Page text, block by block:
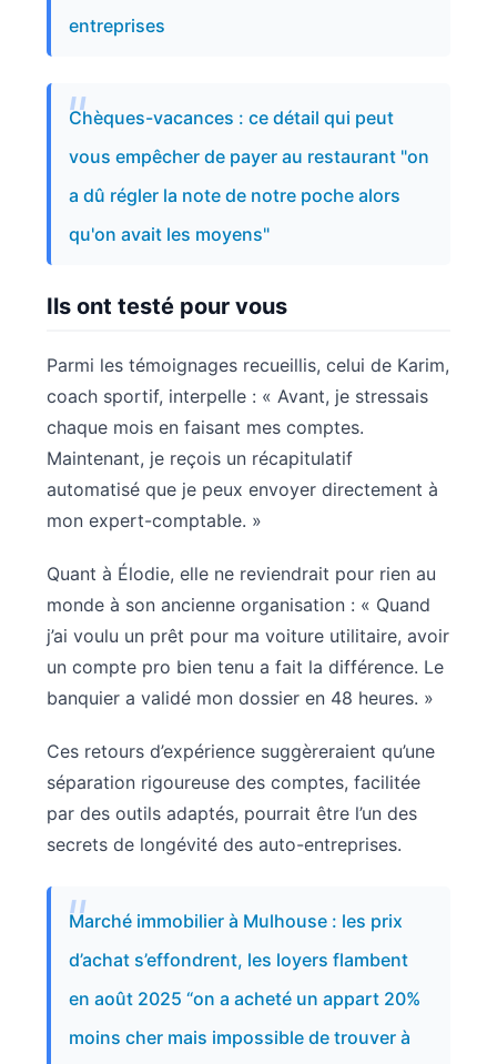
entreprises
Chèques-vacances : ce détail qui peut
vous empêcher de payer au restaurant "on
a dû régler la note de notre poche alors
qu'on avait les moyens"
Ils ont testé pour vous
Parmi les témoignages recueillis, celui de Karim,
coach sportif, interpelle : « Avant, je stressais
chaque mois en faisant mes comptes.
Maintenant, je reçois un récapitulatif
automatisé que je peux envoyer directement à
mon expert-comptable. »
Quant à Élodie, elle ne reviendrait pour rien au
monde à son ancienne organisation : « Quand
j’ai voulu un prêt pour ma voiture utilitaire, avoir
un compte pro bien tenu a fait la différence. Le
banquier a validé mon dossier en 48 heures. »
Ces retours d’expérience suggèreraient qu’une
séparation rigoureuse des comptes, facilitée
par des outils adaptés, pourrait être l’un des
secrets de longévité des auto-entreprises.
Marché immobilier à Mulhouse : les prix
d’achat s’effondrent, les loyers flambent
en août 2025 “on a acheté un appart 20%
moins cher mais impossible de trouver à